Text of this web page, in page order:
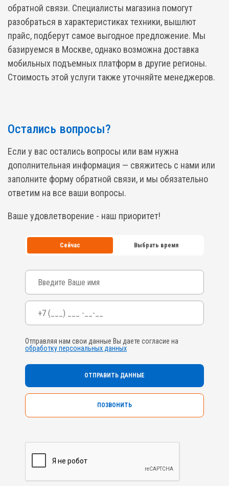
обратной связи. Специалисты магазина помогут
разобраться в характеристиках техники, вышлют
прайс, подберут самое выгодное предложение. Мы
базируемся в Москве, однако возможна доставка
мобильных подъемных платформ в другие регионы.
Стоимость этой услуги также уточняйте менеджеров.
Остались вопросы?
Если у вас остались вопросы или вам нужна
дополнительная информация — свяжитесь с нами или
заполните форму обратной связи, и мы обязательно
ответим на все ваши вопросы.
Ваше удовлетворение - наш приоритет!
Сейчас Выбрать время
Ваше имя
Телефон
Отправляя нам свои данные Вы даете согласие на
обработку персональных данных
ПОЗВОНИТЬ